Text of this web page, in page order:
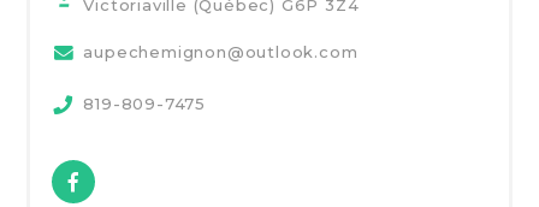
Victoriaville (Québec) G6P 3Z4
aupechemignon@outlook.com
819-809-7475
Facebook